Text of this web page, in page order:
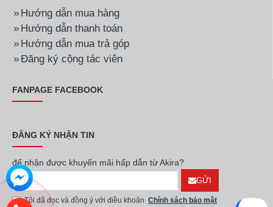
Hướng dẫn mua hàng
Hướng dẫn thanh toán
Hướng dẫn mua trả góp
Đăng ký cộng tác viên
FANPAGE FACEBOOK
ĐĂNG KÝ NHẬN TIN
để nhận được khuyến mãi hấp dẫn từ Akira?
GỬI
Tôi đã đọc và đồng ý với điều khoản Chính sách bảo mật